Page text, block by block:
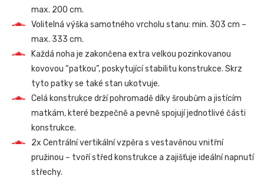
max. 200 cm.
Volitelná výška samotného vrcholu stanu: min. 303 cm –
max. 333 cm.
Každá noha je zakončena extra velkou pozinkovanou
kovovou “patkou”, poskytující stabilitu konstrukce. Skrz
tyto patky se také stan ukotvuje.
Celá konstrukce drží pohromadě díky šroubům a jistícím
matkám, které bezpečně a pevně spojují jednotlivé části
konstrukce.
2x Centrální vertikální vzpěra s vestavěnou vnitřní
pružinou – tvoří střed konstrukce a zajišťuje ideální napnutí
střechy.